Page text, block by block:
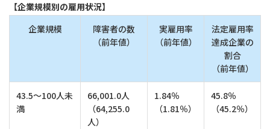
【企業規模別の雇用状況】
企業規模
障害者の数
（前年値）
実雇用率
（前年値）
法定雇用率
達成企業の
割合
（前年値）
43.5～100人未
満
66,001.0人
（64,255.0
人）
1.84％
（1.81％）
45.8％
（45.2％）